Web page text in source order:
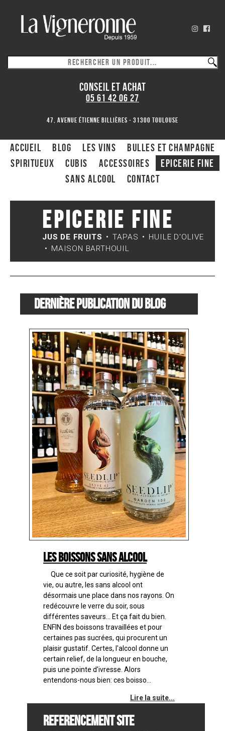
CONSEIL ET ACHAT
05 61 42 06 27
47, avenue Étienne Billières - 31300 toulouse
ACCUEIL Blog Les Vins
Bulles et Champagne
Spiritueux
CUBIS ACCESSOIRES
Epicerie fine
Sans alcool
Contact
Epicerie fine
JUS DE FRUITS TAPAS
HUILE D'OLIVE
MAISON BARTHOUIL
Dernière publication du blog
Les boissons sans alcool
Que ce soit par curiosité, hygiène de
vie, ou autre, les sans alcool ont
désormais une place dans nos rayons. On
redécouvre le verre du soir, sous
différentes saveurs... Et ça fait du bien.
ENFIN des boissons travaillées et pour
certaines pas sucrées, qui procurent un
plaisir gustatif. Certes, l'alcool donne un
certain relief, de la longueur en bouche,
puis une pointe d'ivresse. Alors
entendons-nous bien: ces boisso...
Lire la suite...
REFERENCEMENT SITE